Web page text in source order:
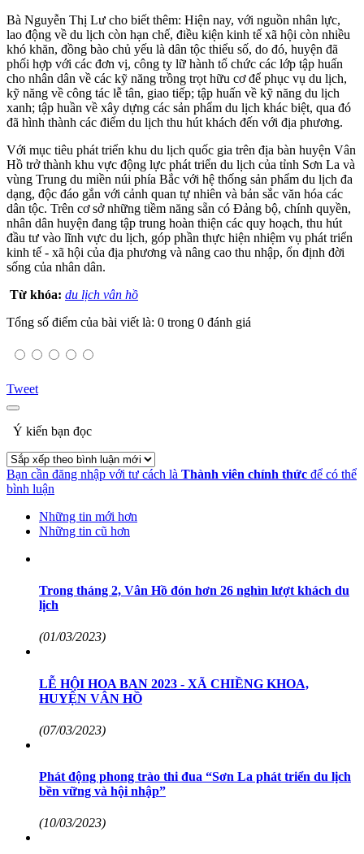
Bà Nguyễn Thị Lư cho biết thêm: Hiện nay, với nguồn nhân lực,
lao động về du lịch còn hạn chế, điều kiện kinh tế xã hội còn nhiều
khó khăn, đồng bào chủ yếu là dân tộc thiểu số, do đó, huyện đã
phối hợp với các đơn vị, công ty lữ hành tổ chức các lớp tập huấn
cho nhân dân về các kỹ năng trồng trọt hữu cơ để phục vụ du lịch,
kỹ năng về công tác lễ tân, giao tiếp; tập huấn về kỹ năng du lịch
xanh; tập huần về xây dựng các sản phẩm du lịch khác biệt, qua đó
đã hình thành các điểm du lịch thu hút khách đến với địa phương.
Với mục tiêu phát triển khu du lịch quốc gia trên địa bàn huyện Vân
Hồ trở thành khu vực động lực phát triển du lịch của tỉnh Sơn La và
vùng Trung du miền núi phía Bắc với hệ thống sản phẩm du lịch đa
dạng, độc đáo gắn với cảnh quan tự nhiên và bản sắc văn hóa các
dân tộc. Trên cơ sở những tiềm năng sẵn có Đảng bộ, chính quyền,
nhân dân huyện đang tập trung hoàn thiện các quy hoạch, thu hút
đầu tư vào lĩnh vực du lịch, góp phần thực hiện nhiệm vụ phát triển
kinh tế - xã hội của địa phương và nâng cao thu nhập, ổn định đời
sống của nhân dân.
Từ khóa: du lịch vân hồ
Tổng số điểm của bài viết là: 0 trong 0 đánh giá
Tweet
Ý kiến bạn đọc
Bạn cần đăng nhập với tư cách là Thành viên chính thức để có thể
bình luận
Những tin mới hơn
Những tin cũ hơn
Trong tháng 2, Vân Hồ đón hơn 26 nghìn lượt khách du
lịch
(01/03/2023)
LỄ HỘI HOA BAN 2023 - XÃ CHIỀNG KHOA,
HUYỆN VÂN HỒ
(07/03/2023)
Phát động phong trào thi đua “Sơn La phát triển du lịch
bền vững và hội nhập”
(10/03/2023)